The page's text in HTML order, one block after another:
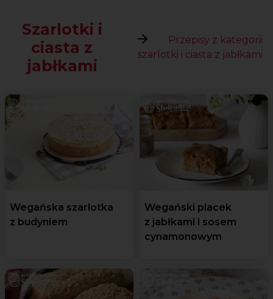
Szarlotki i
ciasta z
jabłkami
Przepisy z kategorii
szarlotki i ciasta z jabłkami
Wegańska szarlotka
z budyniem
Wegański placek
z jabłkami i sosem
cynamonowym